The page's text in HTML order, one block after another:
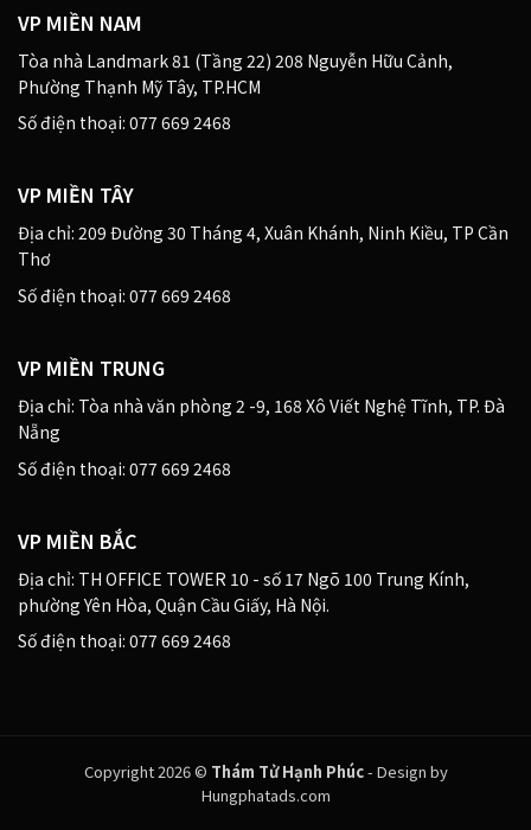
VP MIỀN NAM
Tòa nhà Landmark 81 (Tầng 22) 208 Nguyễn Hữu Cảnh,
Phường Thạnh Mỹ Tây, TP.HCM
Số điện thoại: 077 669 2468
VP MIỀN TÂY
Địa chỉ: 209 Đường 30 Tháng 4, Xuân Khánh, Ninh Kiều, TP Cần
Thơ
Số điện thoại: 077 669 2468
VP MIỀN TRUNG
Địa chỉ: Tòa nhà văn phòng 2 -9, 168 Xô Viết Nghệ Tĩnh, TP. Đà
Nẵng
Số điện thoại: 077 669 2468
VP MIỀN BẮC
Địa chỉ: TH OFFICE TOWER 10 - số 17 Ngõ 100 Trung Kính,
phường Yên Hòa, Quận Cầu Giấy, Hà Nội.
Số điện thoại: 077 669 2468
Copyright 2026 © Thám Tử Hạnh Phúc- Design by
Hungphatads.com